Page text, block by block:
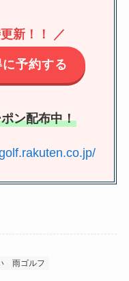
新！！ ／
予約する
ン配布中！
雨ゴルフ